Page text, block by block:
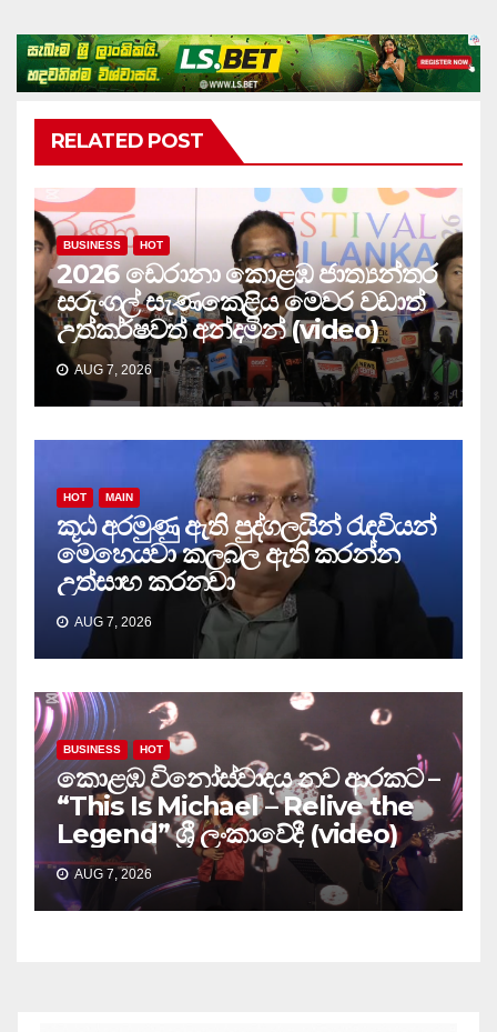
RELATED POST
BUSINESS HOT
2026 ඩෙරානා කොළඹ ජාත්‍යන්තර
සරුංගල් සැණකෙළිය මෙවර වඩාත්
උත්කර්ෂවත් අන්දමින් (video)
AUG 7, 2026
HOT MAIN
කූඨ අරමුණු ඇති පුද්ගලයින් රැඳවියන්
මෙහෙයවා කලබල ඇති කරන්න
උත්සාහ කරනවා
AUG 7, 2026
BUSINESS HOT
කොළඹ විනෝස්වාදය නව ආරකට –
“This Is Michael – Relive the
Legend” ශ්‍රී ලංකාවේදී (video)
AUG 7, 2026